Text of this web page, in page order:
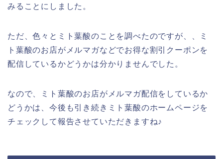
みることにしました。
ただ、色々とミト葉酸のことを調べたのですが、、ミ
ト葉酸のお店がメルマガなどでお得な割引クーポンを
配信しているかどうかは分かりませんでした。
なので、ミト葉酸のお店がメルマガ配信をしているか
どうかは、今後も引き続きミト葉酸のホームページを
チェックして報告させていただきますね♪